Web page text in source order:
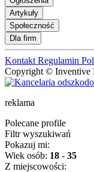
Artykuły
Społeczność
Dla firm
Kontakt Regulamin
Copyright © Inventive
reklama
Polecane profile
Filtr wyszukiwań
Pokazuj mi:
Wiek osób: 18 - 35
Z miejscowości: